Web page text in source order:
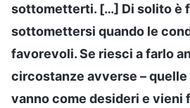
sottometterti. […] Di solito è
sottomettersi quando le
favorevoli. Se riesci a farlo
circostanze avverse –
vanno come desideri e vieni